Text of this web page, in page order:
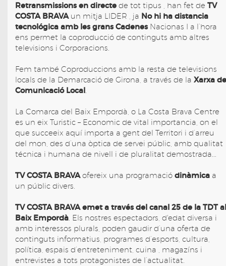
Retransmissions en directe de tot tipus , han fet de TV
COSTA BRAVAun mitja LIDER , ja No hi ha distancia
tecnológica amb les grans CadenesNacionas I a l’hora
ens permet la coproducció de continguts amb altres
televisions i Corporacions.
Fem també Coproduccions amb la resta de televisions
locals de la Demarcació de Girona, a través de la Xarxa de
Comunicació Local
La Comarca del Baix Empordà, o La Costa Brava Centre
es un eix Turistic – Economic de vital importancia, on el
que succeeix aquí importa a gent del Territori i d’arreu
del mon, des d’una òptica de servei públic, amb qualitat
técnica i humana de nivell i de pluralitat demostrada...
TV COSTA BRAVAofereix una programació dinàmica a
un públic divers.
TV COSTA BRAVA emet a través del canal 25 de la TDT al
Baix Empordà . Els nostres espectadors, d'edat diversa i
amb interessos plurals, poden gaudir d’una oferta de
continguts informatius, programes d’esports, cultura,
política, espais d’entreteniment, cuina , magazíns i
entrevistes a tots protagonistes de l’actualitat.